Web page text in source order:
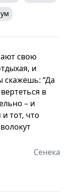
свою
и
скажешь: “Да
в
– и
тот, что
Сенека